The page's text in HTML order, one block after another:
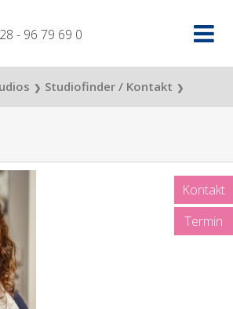
- 96 79 69 0
❯ Studiofinder / Kontakt ❯
Kontakt
Termin